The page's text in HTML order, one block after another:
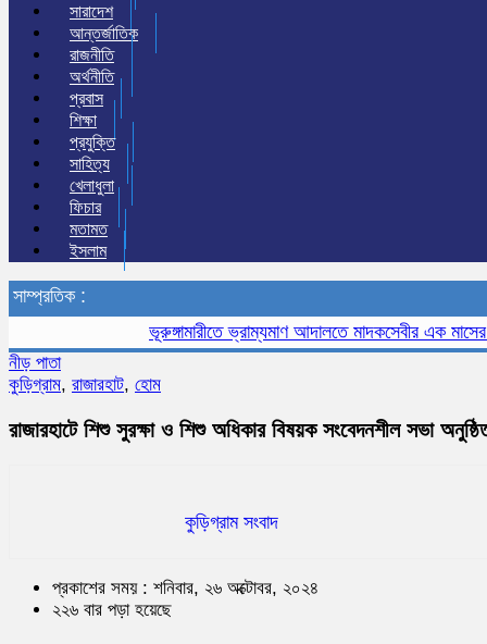
সারাদেশ
আন্তর্জাতিক
রাজনীতি
অর্থনীতি
প্রবাস
শিক্ষা
প্রযুক্তি
সাহিত্য
খেলাধুলা
ফিচার
মতামত
ইসলাম
সাম্প্রতিক :
ভূরুঙ্গামারীতে ভ্রাম্যমাণ আদালতে মাদকসেবীর এক মাসের
নীড় পাতা
কুড়িগ্রাম, রাজারহাট, হোম
রাজারহাটে শিশু সুরক্ষা ও শিশু অধিকার বিষয়ক সংবেদনশীল সভা
কুড়িগ্রাম সংবাদ
প্রকাশের সময় : শনিবার, ২৬ অক্টোবর, ২০২৪
২২৬ বার পড়া হয়েছে